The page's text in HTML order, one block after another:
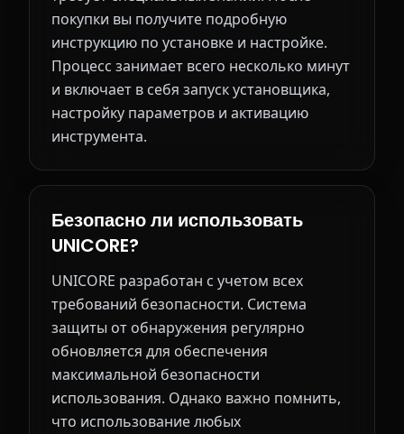
покупки вы получите подробную
инструкцию по установке и настройке.
Процесс занимает всего несколько минут
и включает в себя запуск установщика,
настройку параметров и активацию
инструмента.
Безопасно ли использовать
UNICORE?
UNICORE разработан с учетом всех
требований безопасности. Система
защиты от обнаружения регулярно
обновляется для обеспечения
максимальной безопасности
использования. Однако важно помнить,
что использование любых